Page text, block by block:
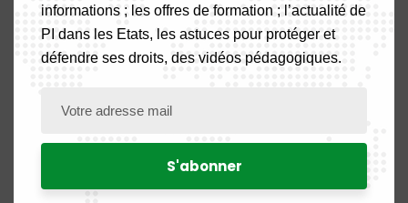
septembre 2025 13
août 2025
juin 2025 13
mai 2025 16
informations ; les offres de formation ; l’actualité de
PI dans les Etats, les astuces pour protéger et
défendre ses droits, des vidéos pédagogiques.